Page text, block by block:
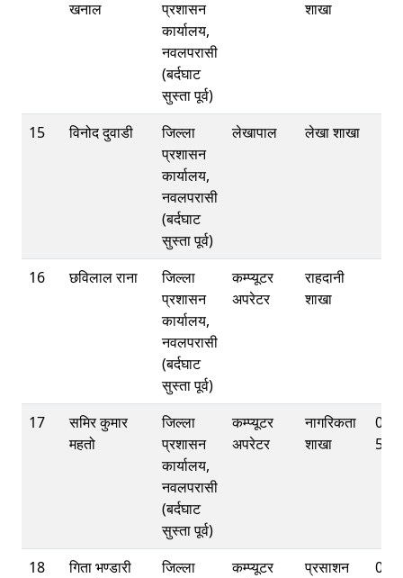
खनाल
प्रशासन
कार्यालय,
नवलपरासी
(बर्दघाट
सुस्ता पूर्व)
शाखा
15 विनोद दुवाडी
जिल्ला
प्रशासन
कार्यालय,
नवलपरासी
(बर्दघाट
सुस्ता पूर्व)
लेखापाल लेखा शाखा
16 छविलाल राना
जिल्ला
प्रशासन
कार्यालय,
नवलपरासी
(बर्दघाट
सुस्ता पूर्व)
कम्प्यूटर
अपरेटर
राहदानी
शाखा
17
समिर कुमार
महतो
जिल्ला
प्रशासन
कार्यालय,
नवलपरासी
(बर्दघाट
सुस्ता पूर्व)
कम्प्यूटर
अपरेटर
नागरिकता
शाखा
078-
18
गिता भण्डारी
जिल्ला
कम्प्यूटर
प्रसाशन
078-